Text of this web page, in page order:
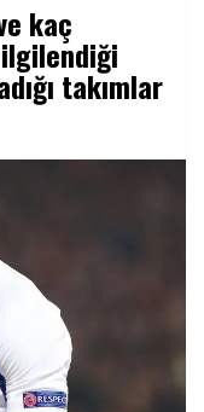
kaç
ilgilendiği
takımlar